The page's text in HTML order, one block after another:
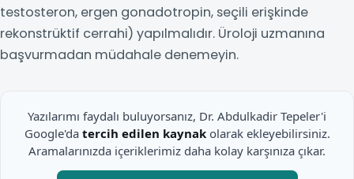
testosteron, ergen gonadotropin, seçili erişkinde
rekonstrüktif cerrahi) yapılmalıdır. Üroloji uzmanına
başvurmadan müdahale denemeyin.
Yazılarımı faydalı buluyorsanız, Dr. Abdulkadir Tepeler'i
Google'da tercih edilen kaynakolarak ekleyebilirsiniz.
Aramalarınızda içeriklerimiz daha kolay karşınıza çıkar.